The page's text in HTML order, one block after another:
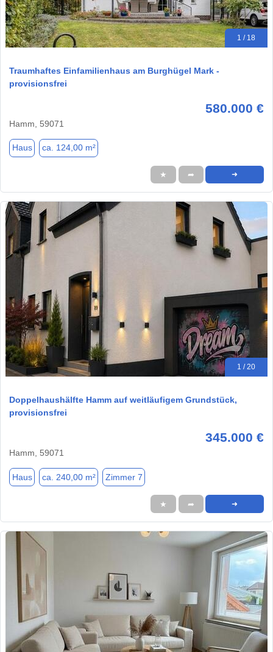
1 / 18
Traumhaftes Einfamilienhaus am Burghügel Mark -
provisionsfrei
580.000 €
Hamm, 59071
Haus ca. 124,00 m²
★ ➦ ➜
1 / 20
Doppelhaushälfte Hamm auf weitläufigem Grundstück,
provisionsfrei
345.000 €
Hamm, 59071
Haus ca. 240,00 m² Zimmer 7
★ ➦ ➜